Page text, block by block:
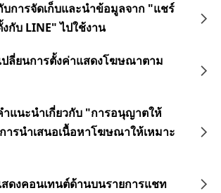
บการจัดเก็บและนำข้อมูลจาก "แชร์
กับ LINE" ไปใช้งาน
ปลี่ยนการตั้งค่าแสดงโฆษณาตาม
แนะนำเกี่ยวกับ "การอนุญาตให้
ารนำเสนอเนื้อหาโฆษณาให้เหมาะ
ดงคอนเทนต์ด้านบนรายการแชท